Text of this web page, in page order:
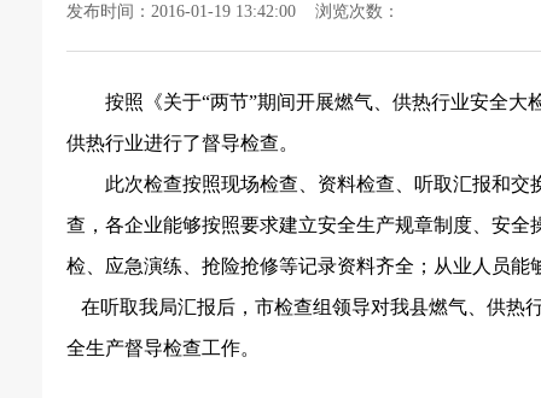
发布时间：2016-01-19 13:42:00 浏览次数：
按照《关于“两节”期间开展燃气、供热行业安全大
供热行业进行了督导检查。
此次检查按照现场检查、资料检查、听取汇报和交
查，各企业能够按照要求建立安全生产规章制度、安
检、应急演练、抢险抢修等记录资料齐全；从业人员
在听取我局汇报后，市检查组领导对我县燃气、供热
全生产督导检查工作。